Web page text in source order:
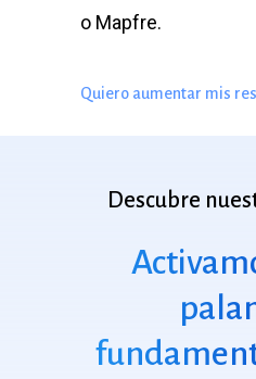
o Mapfre.
Quiero aumentar mis
Descubre